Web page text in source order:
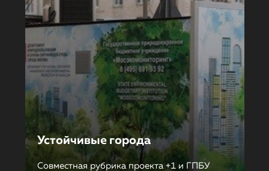
Устойчивые города
Совместная рубрика проекта +1 и ГПБУ